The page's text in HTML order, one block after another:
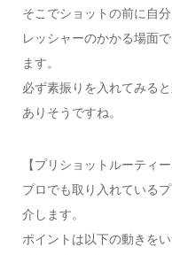
そこでショットの前に自
レッシャーのかかる場面
ます。
必ず素振りを入れてみる
ありそうですね。
【プリショットルーティ
プロでも取り入れている
介します。
ポイントは以下の動きを